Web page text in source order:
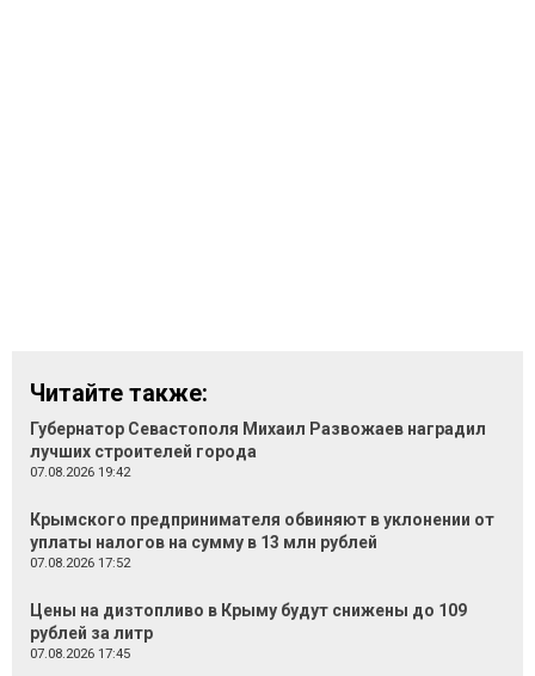
Читайте также:
Губернатор Севастополя Михаил Развожаев наградил
лучших строителей города
07.08.2026 19:42
Крымского предпринимателя обвиняют в уклонении от
уплаты налогов на сумму в 13 млн рублей
07.08.2026 17:52
Цены на дизтопливо в Крыму будут снижены до 109
рублей за литр
07.08.2026 17:45